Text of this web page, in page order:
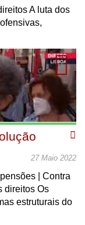
A luta dos
27 Maio 2022
| Contra
direitos Os
estruturais do